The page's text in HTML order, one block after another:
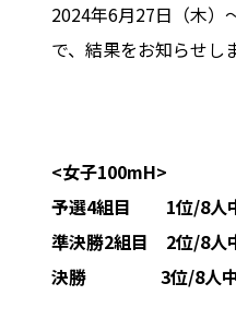
2024年6月27日（木）
で、結果をお知らせし
<女子100mH>
予選4組目 1位/8人中
準決勝2組目 2位/8人
決勝 3位/8人中